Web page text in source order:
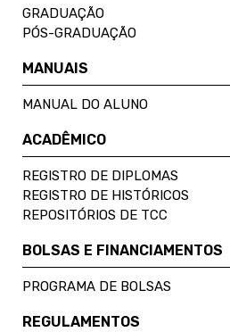
GRADUAÇÃO
PÓS-GRADUAÇÃO
MANUAIS
MANUAL DO ALUNO
ACADÊMICO
REGISTRO DE DIPLOMAS
REGISTRO DE HISTÓRICOS
REPOSITÓRIOS DE TCC
BOLSAS E FINANCIAMENTOS
PROGRAMA DE BOLSAS
REGULAMENTOS